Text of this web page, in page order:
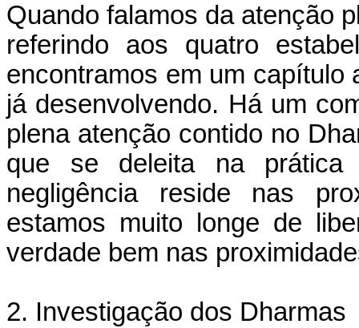
Quando falamos da atenção
referindo aos quatro
encontramos em um capítulo
já desenvolvendo. Há um
plena atenção contido no
que se deleita na
negligência reside nas
estamos muito longe de
verdade bem nas
2. Investigação dos Dharmas